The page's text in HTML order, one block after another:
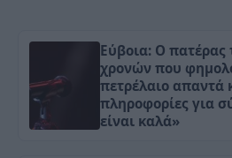
Εύβοια: Ο πατέρας
χρονών που
πετρέλαιο απαντά
πληροφορίες για
είναι καλά»